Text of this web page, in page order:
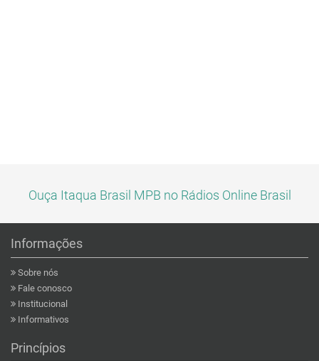
Ouça Itaqua Brasil MPB no Rádios Online Brasil
Informações
Sobre nós
Fale conosco
Institucional
Informativos
Princípios